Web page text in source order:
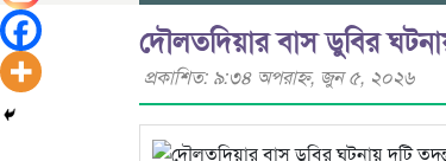
দৌলতদিয়ার বাস ডুবির
প্রকাশিত: ৯:৩৪ অপরাহ্ণ, জুন ৫, ২০২৬